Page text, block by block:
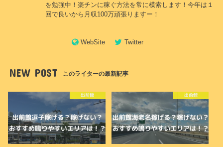
を勉強中！楽チンに稼ぐ方法を常に模索します！今年は１
回で良いから月収100万頑張りますー！
WebSite Twitter
NEW POST このライターの最新記事
出前館 出前館